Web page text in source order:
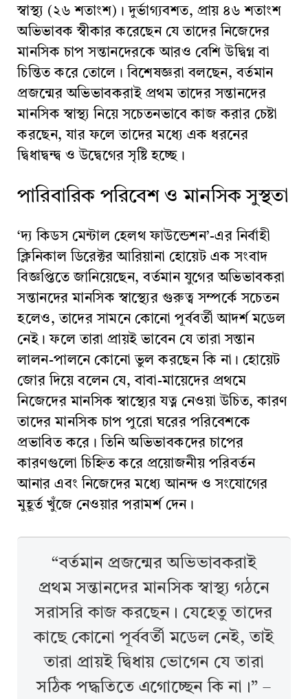
স্বাস্থ্য (২৬ শতাংশ)। দুর্ভাগ্যবশত, প্রায় ৪৬ শতাংশ
অভিভাবক স্বীকার করেছেন যে তাদের নিজেদের
মানসিক চাপ সন্তানদেরকে আরও বেশি উদ্বিগ্ন বা
চিন্তিত করে তোলে। বিশেষজ্ঞরা বলছেন, বর্তমান
প্রজন্মের অভিভাবকরাই প্রথম তাদের সন্তানদের
মানসিক স্বাস্থ্য নিয়ে সচেতনভাবে কাজ করার চেষ্টা
করছেন, যার ফলে তাদের মধ্যে এক ধরনের
দ্বিধাদ্বন্দ্ব ও উদ্বেগের সৃষ্টি হচ্ছে।
পারিবারিক পরিবেশ ও মানসিক সুস্থতা
‘দ্য কিডস মেন্টাল হেলথ ফাউন্ডেশন’-এর নির্বাহী
ক্লিনিকাল ডিরেক্টর আরিয়ানা হোয়েট এক সংবাদ
বিজ্ঞপ্তিতে জানিয়েছেন, বর্তমান যুগের অভিভাবকরা
সন্তানদের মানসিক স্বাস্থ্যের গুরুত্ব সম্পর্কে সচেতন
হলেও, তাদের সামনে কোনো পূর্ববর্তী আদর্শ মডেল
নেই। ফলে তারা প্রায়ই ভাবেন যে তারা সন্তান
লালন-পালনে কোনো ভুল করছেন কি না। হোয়েট
জোর দিয়ে বলেন যে, বাবা-মায়েদের প্রথমে
নিজেদের মানসিক স্বাস্থ্যের যত্ন নেওয়া উচিত, কারণ
তাদের মানসিক চাপ পুরো ঘরের পরিবেশকে
প্রভাবিত করে। তিনি অভিভাবকদের চাপের
কারণগুলো চিহ্নিত করে প্রয়োজনীয় পরিবর্তন
আনার এবং নিজেদের মধ্যে আনন্দ ও সংযোগের
মুহূর্ত খুঁজে নেওয়ার পরামর্শ দেন।
“বর্তমান প্রজন্মের অভিভাবকরাই
প্রথম সন্তানদের মানসিক স্বাস্থ্য গঠনে
সরাসরি কাজ করছেন। যেহেতু তাদের
কাছে কোনো পূর্ববর্তী মডেল নেই, তাই
তারা প্রায়ই দ্বিধায় ভোগেন যে তারা
সঠিক পদ্ধতিতে এগোচ্ছেন কি না।” –